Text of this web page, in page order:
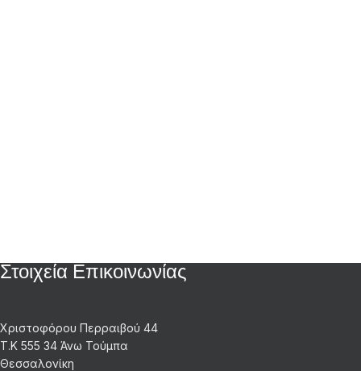
Στοιχεία Επικοινωνίας
Χριστοφόρου Περραιβού 44
Τ.Κ 555 34 Άνω Τούμπα
Θεσσαλονίκη